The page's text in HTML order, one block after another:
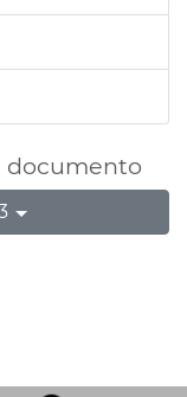
documento